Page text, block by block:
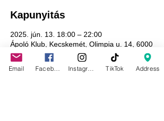
Kapunyitás
2025. jún. 13. 18:00 – 22:00
Ápoló Klub, Kecskemét, Olimpia u. 14, 6000
Magyarország
Email TikTok Address